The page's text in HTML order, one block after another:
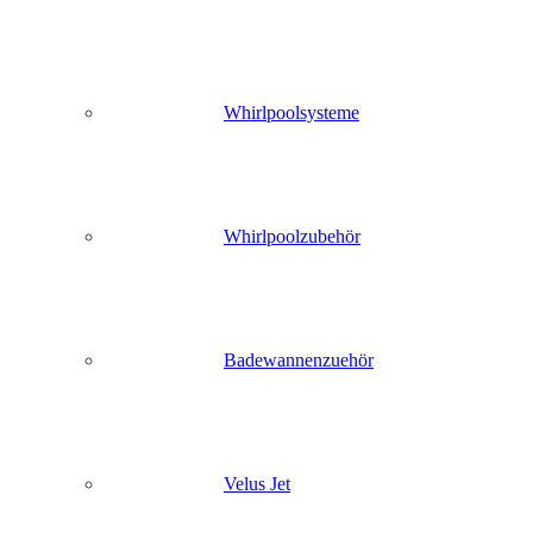
Whirlpoolsysteme
Whirlpoolzubehör
Badewannenzuehör
Velus Jet